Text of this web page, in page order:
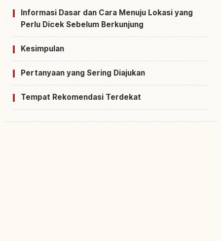
Informasi Dasar dan Cara Menuju Lokasi yang
Perlu Dicek Sebelum Berkunjung
Kesimpulan
Pertanyaan yang Sering Diajukan
Tempat Rekomendasi Terdekat